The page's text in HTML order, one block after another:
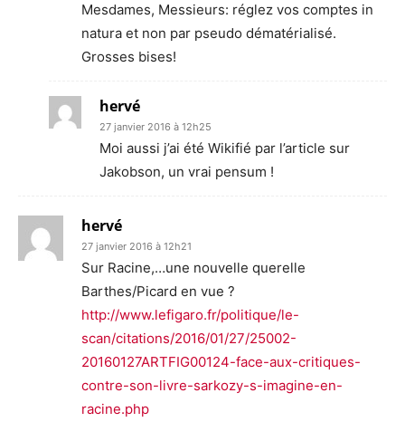
Mesdames, Messieurs: réglez vos comptes in
natura et non par pseudo dématérialisé.
Grosses bises!
hervé
27 janvier 2016 à 12h25
Moi aussi j’ai été Wikifié par l’article sur
Jakobson, un vrai pensum !
hervé
27 janvier 2016 à 12h21
Sur Racine,…une nouvelle querelle
Barthes/Picard en vue ?
http://www.lefigaro.fr/politique/le-
scan/citations/2016/01/27/25002-
20160127ARTFIG00124-face-aux-critiques-
contre-son-livre-sarkozy-s-imagine-en-
racine.php